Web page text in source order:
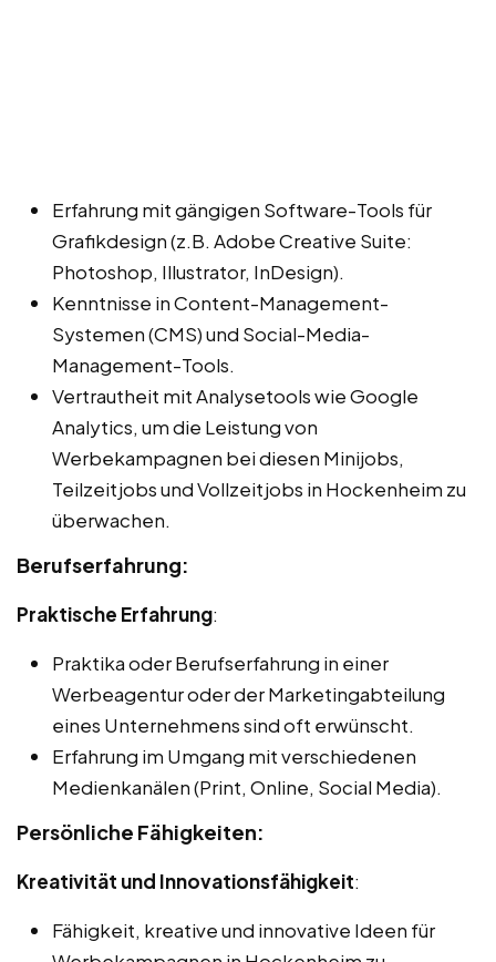
Erfahrung mit gängigen Software-Tools für
Grafikdesign (z.B. Adobe Creative Suite:
Photoshop, Illustrator, InDesign).
Kenntnisse in Content-Management-
Systemen (CMS) und Social-Media-
Management-Tools.
Vertrautheit mit Analysetools wie Google
Analytics, um die Leistung von
Werbekampagnen bei diesen Minijobs,
Teilzeitjobs und Vollzeitjobs in Hockenheim zu
überwachen.
Berufserfahrung:
Praktische Erfahrung:
Praktika oder Berufserfahrung in einer
Werbeagentur oder der Marketingabteilung
eines Unternehmens sind oft erwünscht.
Erfahrung im Umgang mit verschiedenen
Medienkanälen (Print, Online, Social Media).
Persönliche Fähigkeiten:
Kreativität und Innovationsfähigkeit:
Fähigkeit, kreative und innovative Ideen für